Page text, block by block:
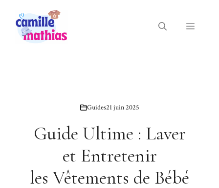
contenu
Menu
Guides21 juin 2025
Guide Ultime : Laver
et Entretenir
les Vêtements de Bébé